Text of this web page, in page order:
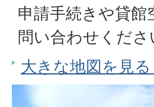
申請手続きや貸
問い合わせくださ
大きな地図を見